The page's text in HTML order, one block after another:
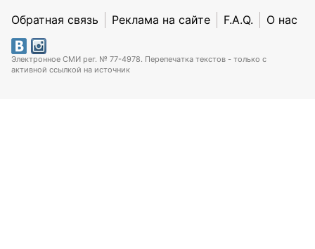
Обратная связь Реклама на сайте F.A.Q. О нас
Электронное СМИ рег. № 77-4978. Перепечатка текстов - только с
активной ссылкой на источник